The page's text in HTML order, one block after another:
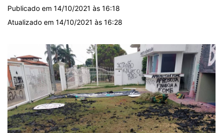
Publicado em 14/10/2021 às 16:18
Atualizado em 14/10/2021 às 16:28